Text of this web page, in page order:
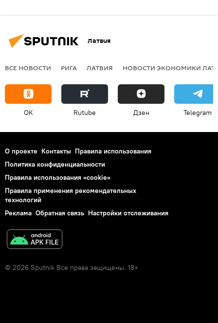
Латвия
ВСЕ НОВОСТИ РИГА ЛАТВИЯ НОВОСТИ ЭКОНОМИКИ
OK Rutube Дзен Telegram
О проекте Контакты Правила использования
Политика конфиденциальности
Правила использования «cookie»
Правила применения рекомендательных
технологий
Реклама Обратная связь Настройки отслеживания
© 2026 Sputnik Все права защищены. 18+